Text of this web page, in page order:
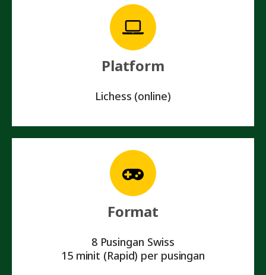
Platform
Lichess (online)
Format
8 Pusingan Swiss
15 minit (Rapid) per pusingan